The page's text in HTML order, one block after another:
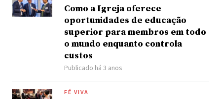
Como a Igreja oferece
oportunidades de educação
superior para membros em todo
o mundo enquanto controla
custos
Publicado há 3 anos
FÉ VIVA